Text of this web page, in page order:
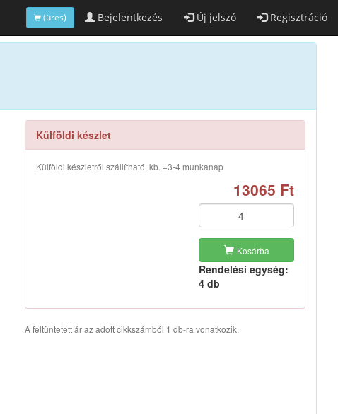
Bejelentkezés Új jelszó Regisztráció
(üres)
Külföldi készlet
Külföldi készletről szállítható, kb. +3-4 munkanap
13065 Ft
Kosárba
Rendelési egység:
4 db
A feltüntetett ár az adott cikkszámból 1 db-ra vonatkozik.